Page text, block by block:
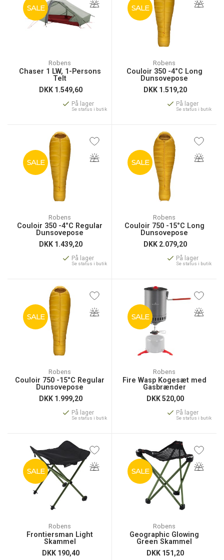
SALE
Robens
Chaser 1 LW, 1-Persons
Telt
DKK 1.549,60
På lager
Se status i butik
SALE
Robens
Couloir 350 -4°C Long
Dunsovepose
DKK 1.519,20
På lager
Se status i butik
SALE
Robens
Couloir 350 -4°C Regular
Dunsovepose
DKK 1.439,20
På lager
Se status i butik
SALE
Robens
Couloir 750 -15°C Long
Dunsovepose
DKK 2.079,20
På lager
Se status i butik
SALE
Robens
Couloir 750 -15°C Regular
Dunsovepose
DKK 1.999,20
På lager
Se status i butik
SALE
Robens
Fire Wasp Kogesæt med
Gasbrænder
DKK520,00
På lager
Se status i butik
SALE
Robens
Frontiersman Light
Skammel
DKK 190,40
SALE
Robens
Geographic Glowing
Green Skammel
DKK 151,20